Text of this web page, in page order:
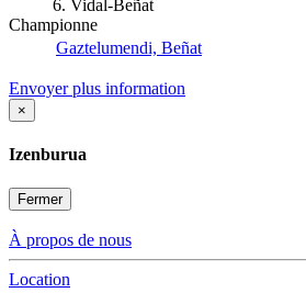
6. Vidal-Beñat
Championne
Gaztelumendi, Beñat
Envoyer plus information
×
Izenburua
Fermer
À propos de nous
Location